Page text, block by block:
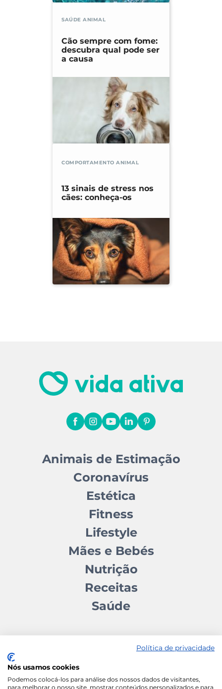
SAÚDE ANIMAL
Cão sempre com fome:
descubra qual pode ser
a causa
COMPORTAMENTO ANIMAL
13 sinais de stress nos
cães: conheça-os
Animais de Estimação
Coronavírus
Estética
Fitness
Lifestyle
Mães e Bebés
Nutrição
Receitas
Saúde
Contactos Quem somos Autores
Estatuto Editorial
Política de privacidade
Nós usamos cookies
Podemos colocá-los para análise dos nossos dados de visitantes,
para melhorar o nosso site, mostrar conteúdos personalizados e para